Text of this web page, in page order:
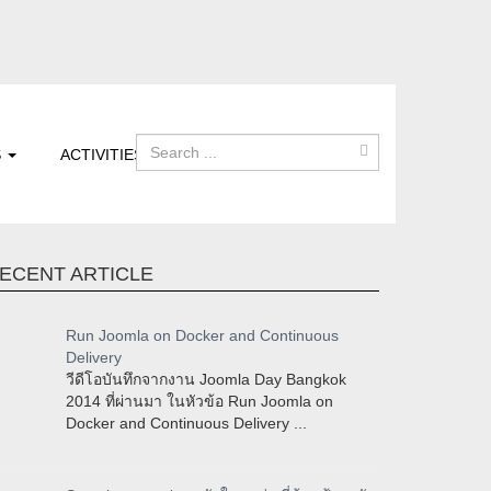
ACTIVITIES
ARTICLE
Run Joomla on Docker and Continuous
Delivery
วีดีโอบันทึกจากงาน Joomla Day Bangkok
2014 ที่ผ่านมา ในหัวข้อ Run Joomla on
Docker and Continuous Delivery ...